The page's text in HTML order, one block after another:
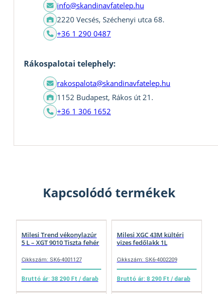
info@skandinavfatelep.hu
2220 Vecsés, Széchenyi utca 68.
+36 1 290 0487
Rákospalotai telephely:
rakospalota@skandinavfatelep.hu
1152 Budapest, Rákos út 21.
+36 1 306 1652
Kapcsolódó termékek
Milesi Trend vékonylazúr
5 L – XGT 9010 Tiszta fehér
Cikkszám: SK6-4001127
Bruttó ár: 38 290 Ft / darab
Milesi XGC 43M kültéri
vizes fedőlakk 1L
Cikkszám: SK6-4002209
Bruttó ár: 8 290 Ft / darab